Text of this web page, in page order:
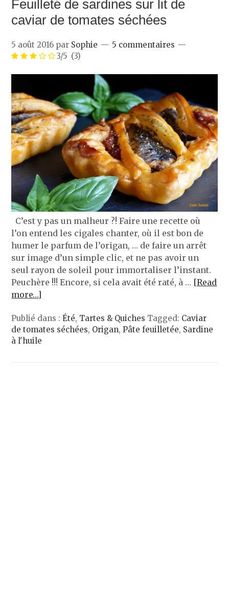
Feuilleté de sardines sur lit de
caviar de tomates séchées
5 août 2016 par Sophie
5 commentaires
3/5 (3)
C’est y pas un malheur ?! Faire une recette où
l’on entend les cigales chanter, où il est bon de
humer le parfum de l’origan, … de faire un arrêt
sur image d’un simple clic, et ne pas avoir un
seul rayon de soleil pour immortaliser l’instant.
Peuchère !!! Encore, si cela avait été raté, à … [Read
more…]
Publié dans :Été, Tartes & Quiches Tagged: Caviar
de tomates séchées, Origan,Pâte feuilletée, Sardine
à l'huile